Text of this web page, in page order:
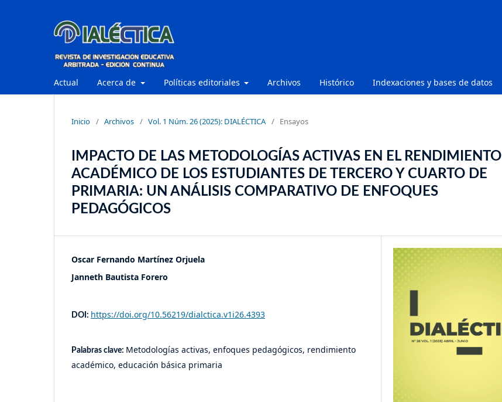
Actual Acerca de Políticas editoriales Archivos Histórico Indexaciones y bases de datos
Inicio / Archivos / Vol. 1 Núm. 26 (2025): DIALÉCTICA / Ensayos
IMPACTO DE LAS METODOLOGÍAS ACTIVAS EN EL RENDIMIENTO
ACADÉMICO DE LOS ESTUDIANTES DE TERCERO Y CUARTO DE
PRIMARIA: UN ANÁLISIS COMPARATIVO DE ENFOQUES
PEDAGÓGICOS
Oscar Fernando Martínez Orjuela
Janneth Bautista Forero
DOI: https://doi.org/10.56219/dialctica.v1i26.4393
Palabras clave: Metodologías activas, enfoques pedagógicos, rendimiento
académico, educación básica primaria